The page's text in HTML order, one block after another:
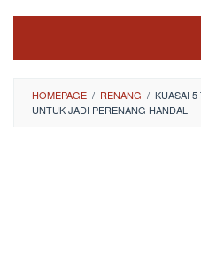
HOMEPAGE / RENANG / KUASAI 5
UNTUK JADI PERENANG HANDAL